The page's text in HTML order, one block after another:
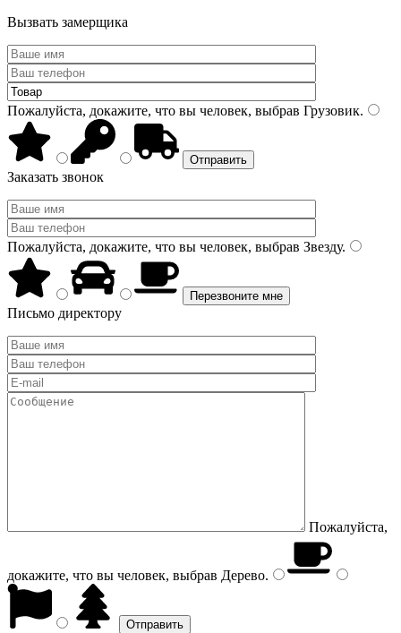
Вызвать замерщика
Пожалуйста, докажите, что вы человек, выбрав Грузовик.
Заказать звонок
Пожалуйста, докажите, что вы человек, выбрав Звезду.
Письмо директору
Пожалуйста,
докажите, что вы человек, выбрав Дерево.